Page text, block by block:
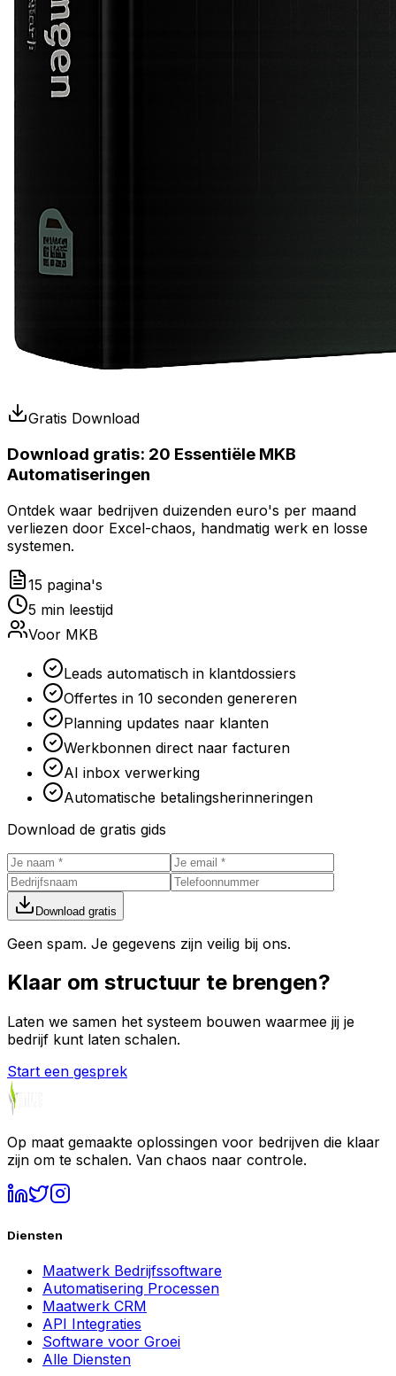
Gratis Download
Download gratis: 20 Essentiële MKB
Automatiseringen
Ontdek waar bedrijven duizenden euro's per maand
verliezen door Excel-chaos, handmatig werk en losse
systemen.
15 pagina's
5 min leestijd
Voor MKB
Leads automatisch in klantdossiers
Offertes in 10 seconden genereren
Planning updates naar klanten
Werkbonnen direct naar facturen
AI inbox verwerking
Automatische betalingsherinneringen
Download de gratis gids
Download gratis
Geen spam. Je gegevens zijn veilig bij ons.
Klaar om structuur te brengen?
Laten we samen het systeem bouwen waarmee jij je
bedrijf kunt laten schalen.
Start een gesprek
Op maat gemaakte oplossingen voor bedrijven die klaar
zijn om te schalen. Van chaos naar controle.
Diensten
Maatwerk Bedrijfssoftware
Automatisering Processen
Maatwerk CRM
API Integraties
Software voor Groei
Alle Diensten